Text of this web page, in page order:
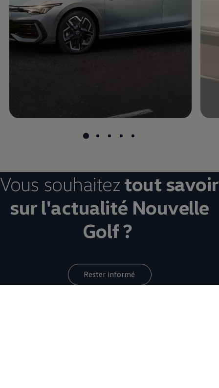
Vous souhaitez tout savoir
sur l'actualité Nouvelle
Golf ?
Rester informé